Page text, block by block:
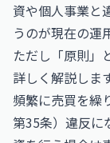
資や個人事業と
うのが現在の運
ただし「原則」
詳しく解説しま
頻繁に売買を繰
第35条）違反に